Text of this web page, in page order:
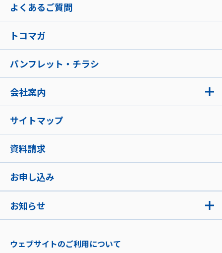
お知らせ
よくあるご質問
トコマガ
パンフレット・チラシ
会社案内
サイトマップ
資料請求
お申し込み
ウェブサイトのご利用について